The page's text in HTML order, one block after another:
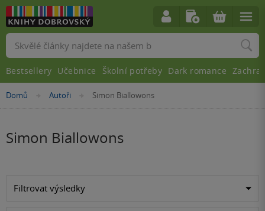
Nacházíte
Domů »Autoři »
Simon Biallowons
Simon Biallowons
Filtrovat výsledky
Vyhledávání
Bestsellery Učebnice Školní potřeby Dark romance